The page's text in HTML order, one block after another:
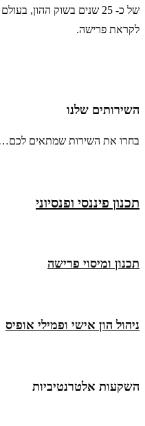
של כ- 25 שנים בשוק ההון,
לקראת פרישה.
השירותים שלנו
בחרו את השירות שמתאים
תכנון פיננסי ופנסיוני
תכנון ומיסוי פרישה
ניהול הון אישי ופמילי אופיס
השקעות אלטרנטיביות